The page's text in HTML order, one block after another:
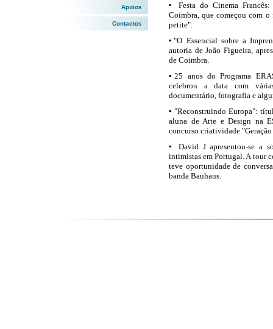
Apoios
Contactos
▪ Festa do Cinema
Coimbra, que começou com
petite".
▪"O Essencial sobre a
autoria de João Figueira,
de Coimbra.
▪25 anos do Programa
celebrou a data com
documentário, fotografia e
▪ "Reconstruindo Europa":
aluna de Arte e Design na
concurso criatividade
▪ David J apresentou-se a
intimistas em Portugal. A tour
teve oportunidade de
banda Bauhaus.